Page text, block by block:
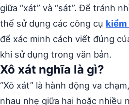
giữa “xát” và “sát”. Để tránh
thể sử dụng các công cụ kiểm
để xác minh cách viết đúng
khi sử dụng trong văn bản.
Xô xát nghĩa là gì?
“Xô xát” là hành động va
nhau nhẹ giữa hai hoặc nhiều